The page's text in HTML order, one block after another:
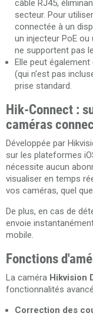
câble RJ45,
secteur. Pour
connectée à un
un injecteur PoE
ne supportent pas
Elle peut
(qui n'est pas
prise standard.
Hik-Connect :
caméras
Développée par
sur les plateformes
nécessite aucun
visualiser en temps
vos caméras, quel
De plus, en cas de
envoie
mobile.
Fonctions
La caméra Hikvision
fonctionnalités
Correction des